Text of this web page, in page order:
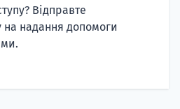
Відправте
на надання допомоги